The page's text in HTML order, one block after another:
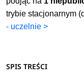
trybie stacjonarnym
- uczelnie >
SPIS TREŚCI